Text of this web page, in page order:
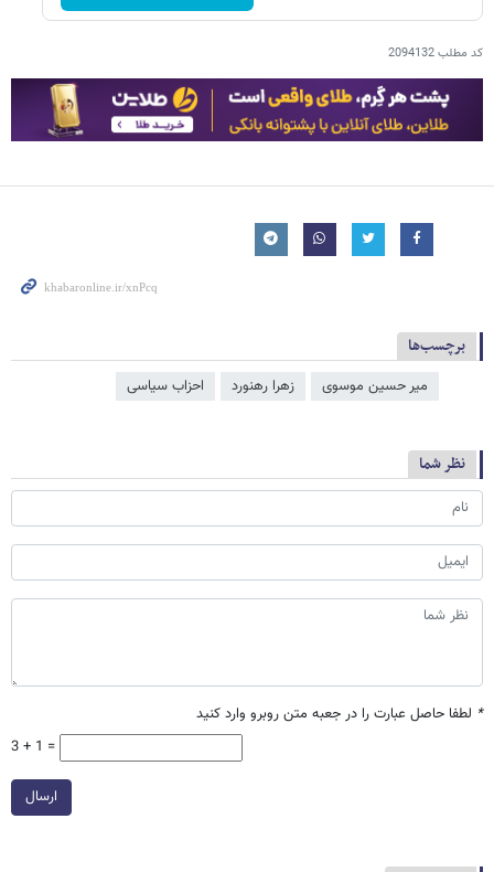
کد مطلب2094132
برچسب‌ها
میر حسین موسوی زهرا رهنورد احزاب سیاسی
نظر شما
* لطفا حاصل عبارت را در جعبه متن روبرو وارد کنید
3 + 1 =
ارسال